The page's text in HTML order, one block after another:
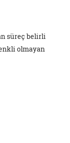
süreç belirli
olmayan